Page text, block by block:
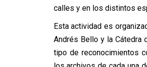
calles y en los distintos
Esta actividad es
Andrés Bello y la Cátedra
tipo de reconocimientos